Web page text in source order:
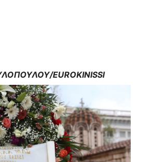
EUROKINISSI